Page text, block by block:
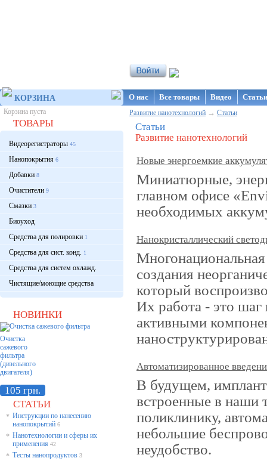
КОРЗИНА
Корзина пуста
ТОВАРЫ
Видеорегистраторы 45
Нанопокрытия 6
Добавки 8
Очистители 9
Смазки 3
Биоуход
Средства для полировки 1
Средства для сист. конд. 1
Средства для систем охлажд.
Чистящие/моющие средства
НОВИНКИ
Очистка
сажевого
фильтра
(дизельного
двигателя)
105 грн.
СТАТЬИ
* Инструкции по нанесению
нанопокрытий 6
* Нанотехнологии и сферы их
применения 42
* Тесты нанопродуктов 3
О нас Все товары Видео
Развитие нанотехнологий → Статьи
Статьи
Развитие нанотехнологий
Новые энергоемкие
Миниатюрные,
главном офисе
необходимых
Нанокристаллический
создания
который
Их работа - это шаг
активными
Автоматизированное
В будущем,
встроенные в наши
поликлинику,
небольшие
неудобство.